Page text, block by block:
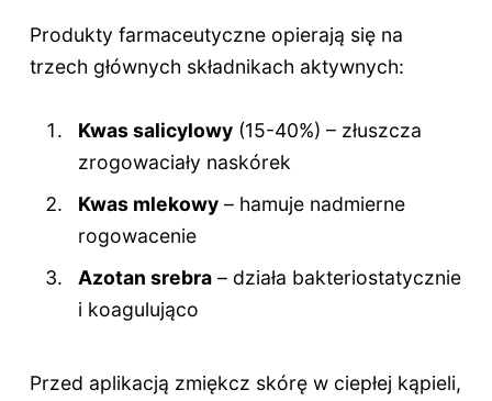
Produkty farmaceutyczne opierają się na
trzech głównych składnikach aktywnych:
Kwas salicylowy (15-40%) – złuszcza
zrogowaciały naskórek
Kwas mlekowy – hamuje nadmierne
rogowacenie
Azotan srebra – działa bakteriostatycznie
i koagulująco
Przed aplikacją zmiękcz skórę w ciepłej kąpieli,